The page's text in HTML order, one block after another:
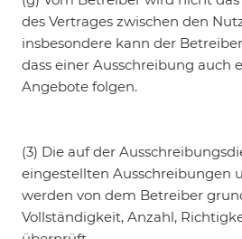
des Vertrages zwischen den
insbesondere kann der
dass einer Ausschreibung auch
Angebote folgen.
(3) Die auf der
eingestellten Ausschreibungen
werden von dem Betreiber
Vollständigkeit, Anzahl,